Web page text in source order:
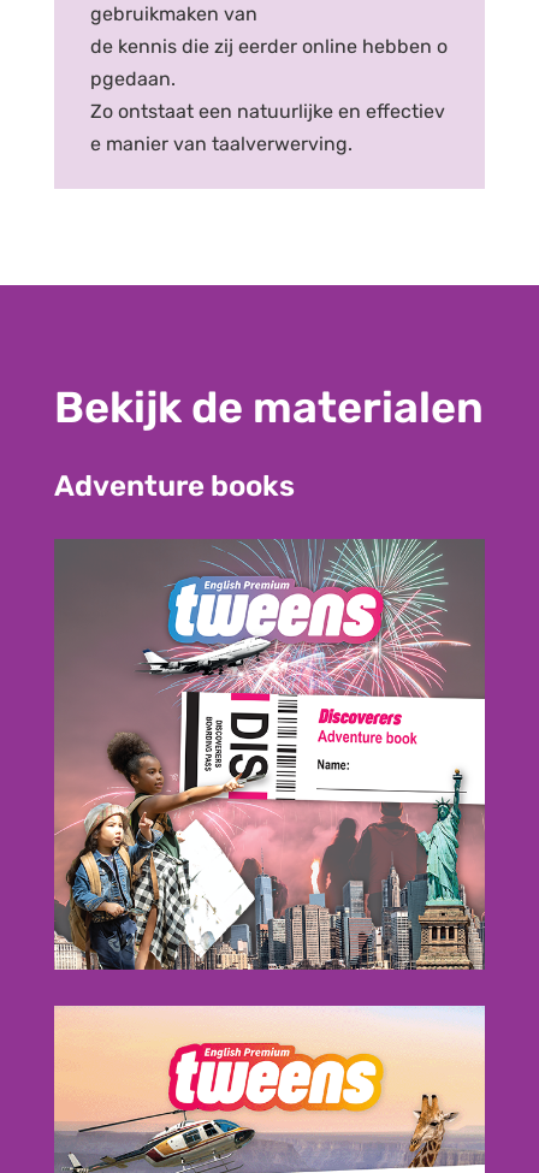
gebruikmaken van
de kennis die zij eerder online hebben o
pgedaan.
Zo ontstaat een natuurlijke en effectiev
e manier van taalverwerving.
Bekijk de materialen
Adventure books